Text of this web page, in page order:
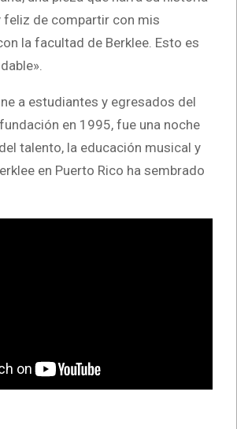
feliz de compartir con mis
la facultad de Berklee. Esto es
a estudiantes y egresados del
en 1995, fue una noche
talento, la educación musical y
en Puerto Rico ha sembrado